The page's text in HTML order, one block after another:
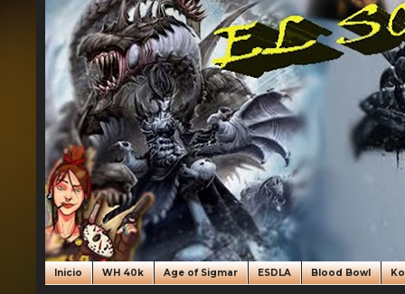
Inicio WH 40k Age of Sigmar ESDLA Blood Bowl